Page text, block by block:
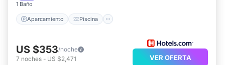
1 Baño
Aparcamiento Piscina
US $353/noche
7 noches - US $2,471 VER OFERTA